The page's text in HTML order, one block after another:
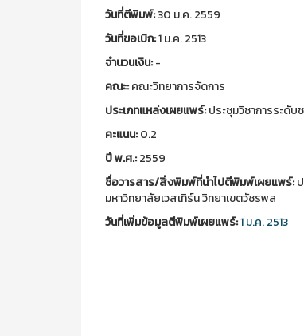
วันที่ตีพิมพ์:30 ม.ค. 2559
วันที่ขอเบิก:1 ม.ค. 2513
จำนวนเงิน:-
คณะ:คณะวิทยาการจัดการ
ประเภทแหล่งเผยแพร์:ประชุมวิชาการระดับ
คะแนน:0.2
ปี พ.ศ.:2559
ชื่อวารสาร/สิ่งพิมพ์ที่นำไปตีพิมพ์เผยแพร์:
มหาวิทยาลัยเวสเทิร์น วิทยาเขตวัชรพล
วันที่เพิ่มข้อมูลตีพิมพ์เผยแพร์:1 ม.ค. 2513